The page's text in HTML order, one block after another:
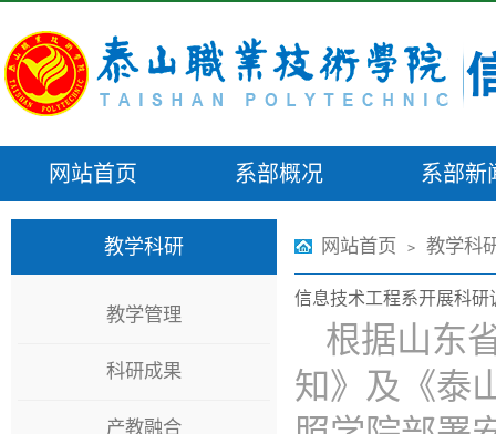
网站首页 系部概况 系部新
教学科研
教学管理
科研成果
产教融合
网站首页 > 教学科
信息技术工程系开展科研
根据山东
知》及《泰